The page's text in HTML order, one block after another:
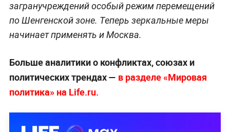
загранучреждений особый режим перемещений
по Шенгенской зоне. Теперь зеркальные меры
начинает применять и Москва.
Больше аналитики о конфликтах, союзах и
политических трендах — в разделе «Мировая
политика» на Life.ru.